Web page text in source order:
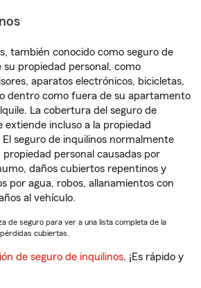
también conocido como seguro de
propiedad personal, como
aparatos electrónicos, bicicletas,
dentro como fuera de su apartamento
La cobertura del seguro de
extiende incluso a la propiedad
seguro de inquilinos normalmente
personal causadas por
daños cubiertos repentinos y
por agua, robos, allanamientos con
al vehículo.
de seguro para ver a una lista completa de la
cubiertas.
de seguro de inquilinos. ¡Es rápido y